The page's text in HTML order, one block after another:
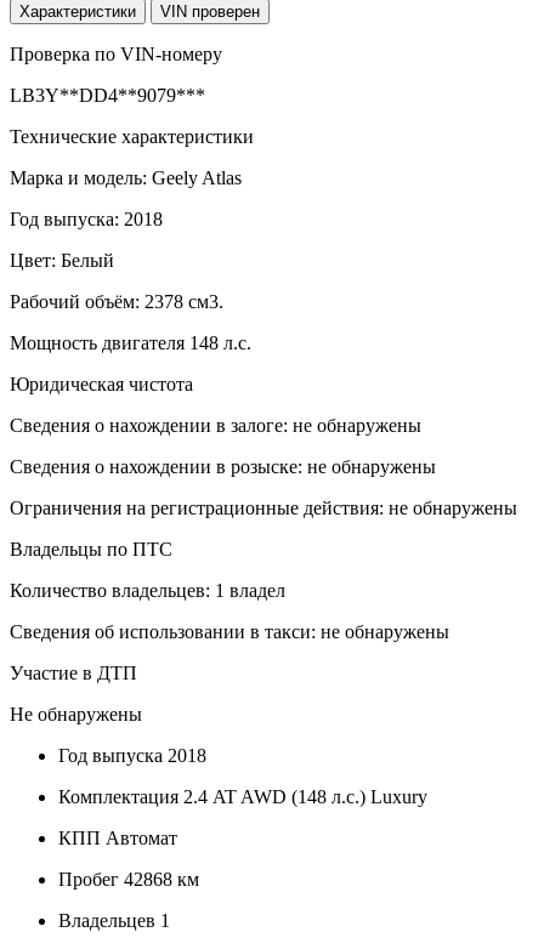
Характеристики VIN проверен
Проверка по VIN-номеру
LB3Y**DD4**9079***
Технические характеристики
Марка и модель: Geely Atlas
Год выпуска: 2018
Цвет: Белый
Рабочий объём: 2378 см3.
Мощность двигателя 148 л.с.
Юридическая чистота
Сведения о нахождении в залоге: не обнаружены
Сведения о нахождении в розыске: не обнаружены
Ограничения на регистрационные действия: не обнаружены
Владельцы по ПТС
Количество владельцев: 1 владел
Сведения об использовании в такси: не обнаружены
Участие в ДТП
Не обнаружены
Год выпуска 2018
Комплектация 2.4 AT AWD (148 л.с.) Luxury
КПП Автомат
Пробег 42868 км
Владельцев 1